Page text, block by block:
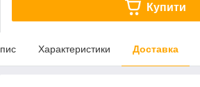
Купити
Характеристики Доставка